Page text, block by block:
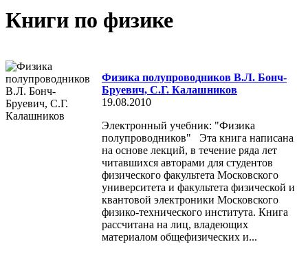
Книги по физике
Физика полупроводников В.Л. Бонч-
Бруевич, С.Г. Калашников
19.08.2010
Электронный учебник: "Физика
полупроводников" Эта книга написана
на основе лекций, в течение ряда лет
читавшихся авторами для студентов
физического факультета Московского
университета и факультета физической и
квантовой электроники Московского
физико-технического института. Книга
рассчитана на лиц, владеющих
материалом общефизических и...